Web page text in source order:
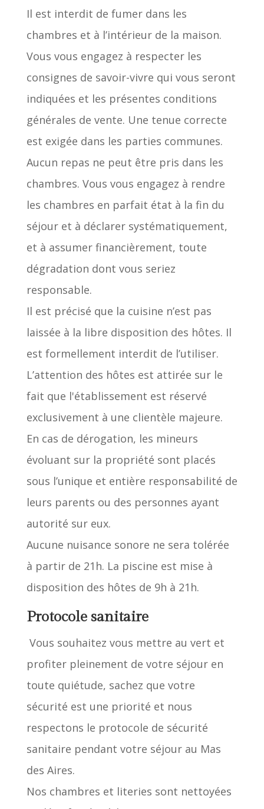
Il est interdit de fumer dans les
chambres et à l’intérieur de la maison.
Vous vous engagez à respecter les
consignes de savoir-vivre qui vous seront
indiquées et les présentes conditions
générales de vente. Une tenue correcte
est exigée dans les parties communes.
Aucun repas ne peut être pris dans les
chambres. Vous vous engagez à rendre
les chambres en parfait état à la fin du
séjour et à déclarer systématiquement,
et à assumer financièrement, toute
dégradation dont vous seriez
responsable.
Il est précisé que la cuisine n’est pas
laissée à la libre disposition des hôtes. Il
est formellement interdit de l’utiliser.
L’attention des hôtes est attirée sur le
fait que l'établissement est réservé
exclusivement à une clientèle majeure.
En cas de dérogation, les mineurs
évoluant sur la propriété sont placés
sous l’unique et entière responsabilité de
leurs parents ou des personnes ayant
autorité sur eux.
Aucune nuisance sonore ne sera tolérée
à partir de 21h. La piscine est mise à
disposition des hôtes de 9h à 21h.
Protocole sanitaire
Vous souhaitez vous mettre au vert et
profiter pleinement de votre séjour en
toute quiétude, sachez que votre
sécurité est une priorité et nous
respectons le protocole de sécurité
sanitaire pendant votre séjour au Mas
des Aires.
Nos chambres et literies sont nettoyées